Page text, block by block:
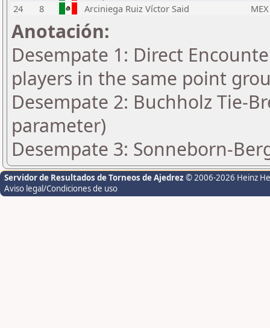
24
8 Arciniega Ruiz Víctor Said MEX
Anotación:
Desempate 1: Direct
players in the same point
Desempate 2: Buchholz Tie-
parameter)
Desempate 3: Sonneborn-
Servidor de Resultados de Torneos de Ajedrez © 2006-2026 Heinz
Aviso legal/Condiciones de uso